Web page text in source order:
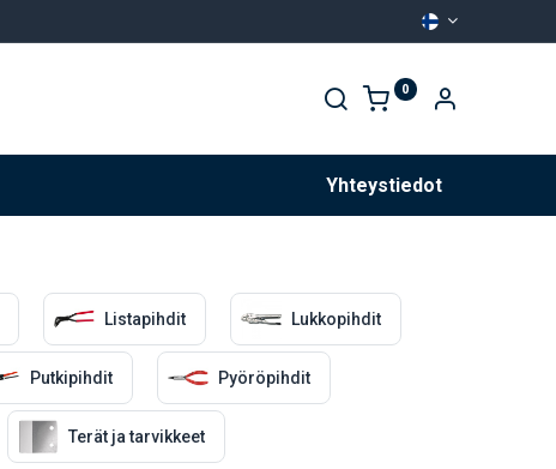
0
Yhteystiedot
Listapihdit Lukkopihdit
Putkipihdit Pyöröpihdit
Terät ja tarvikkeet